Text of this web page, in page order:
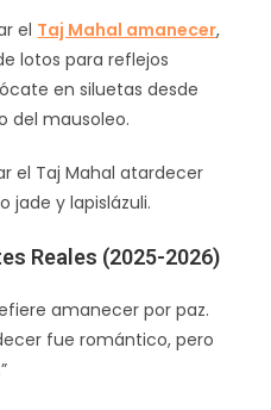
el Taj Mahal amanecer,
lotos para reflejos
en siluetas desde
del mausoleo.​
el Taj Mahal atardecer
jade y lapislázuli.
Reales (2025-2026)
amanecer por paz.
fue romántico, pero